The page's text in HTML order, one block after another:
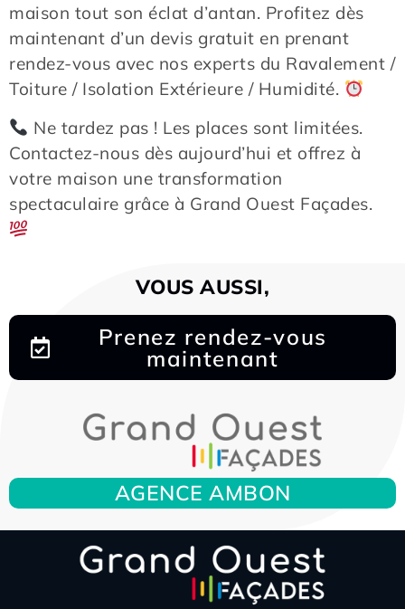
maison tout son éclat d’antan. Profitez dès
maintenant d’un devis gratuit en prenant
rendez-vous avec nos experts du Ravalement /
Toiture / Isolation Extérieure / Humidité.
Ne tardez pas ! Les places sont limitées.
Contactez-nous dès aujourd’hui et offrez à
votre maison une transformation
spectaculaire grâce à Grand Ouest Façades.
VOUS AUSSI,
Prenez rendez-vous
maintenant
AGENCE AMBON